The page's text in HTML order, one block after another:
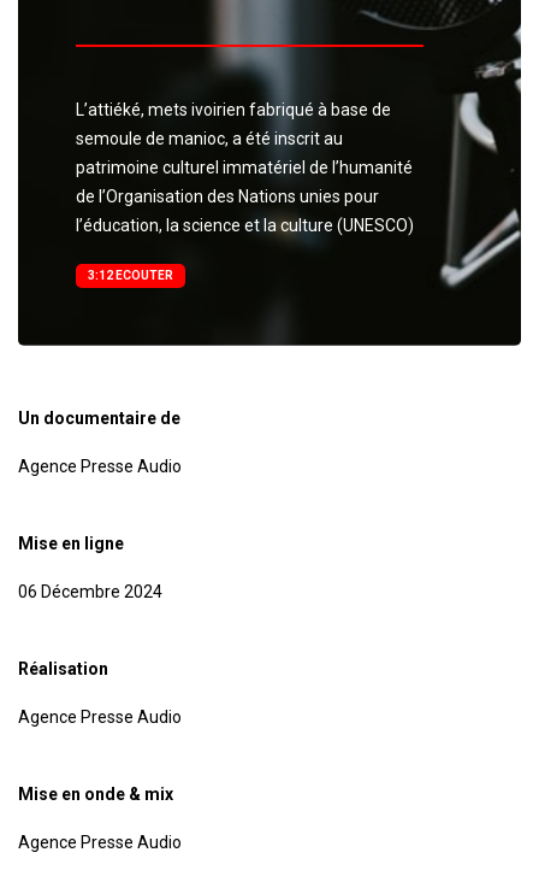
​​​​​​​L’attiéké, mets ivoirien fabriqué à base de
semoule de manioc, a été inscrit au
patrimoine culturel immatériel de l’humanité
de l’Organisation des Nations unies pour
l’éducation, la science et la culture (UNESCO)
3:12 ECOUTER
Un documentaire de
Agence Presse Audio
Mise en ligne
06 Décembre 2024
Réalisation
Agence Presse Audio
Mise en onde & mix
Agence Presse Audio